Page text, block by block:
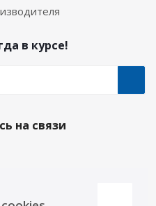
в курсе!
на связи